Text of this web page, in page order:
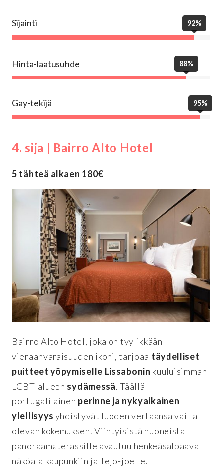
Sijainti 92%
Hinta-laatusuhde 88%
Gay-tekijä 95%
4. sija | Bairro Alto Hotel
5 tähteä alkaen 180€
Bairro Alto Hotel, joka on tyylikkään
vieraanvaraisuuden ikoni, tarjoaa täydelliset
puitteet yöpymiselle Lissabonin kuuluisimman
LGBT-alueen sydämessä. Täällä
portugalilainen perinne ja nykyaikainen
ylellisyys yhdistyvät luoden vertaansa vailla
olevan kokemuksen. Viihtyisistä huoneista
panoraamaterassille avautuu henkeäsalpaava
näköala kaupunkiin ja Tejo-joelle.